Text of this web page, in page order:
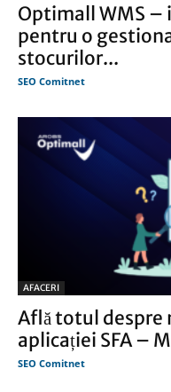
Optimall WMS
pentru o
stocurilor...
SEO Comitnet
AFACERI
Află totul despre
aplicației SFA –
SEO Comitnet